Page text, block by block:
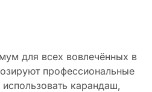
для всех вовлечённых в
профессиональные
карандаш,